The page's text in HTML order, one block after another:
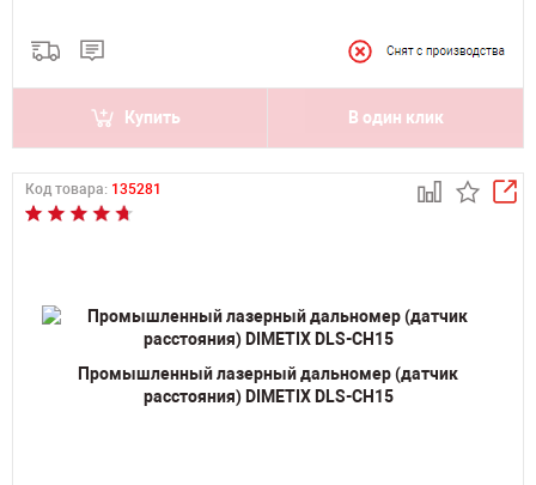
Купить В один клик
Код товара: 135281
Промышленный лазерный дальномер (датчик
расстояния) DIMETIX DLS-CH15